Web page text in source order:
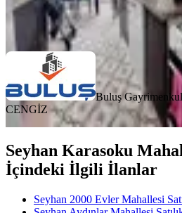
Buluş GayrimenkulOZAN CENGİZ
Buluş Gayrimenkul
CENGİZ
Seyhan Karasoku
İçindeki İlgili İlanlar
Seyhan 2000 Evler Mahallesi